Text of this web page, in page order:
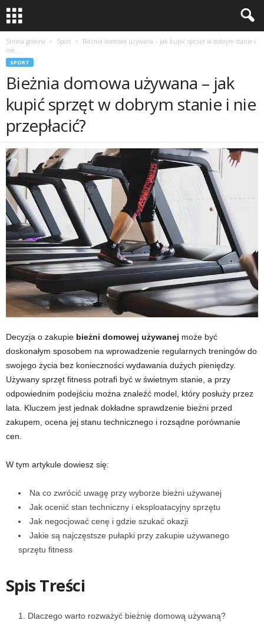
Strona główna Sport
Bieżnia domowa używana – jak kupić sprzęt w dobrym stanie i
nie...
SPORT
Bieżnia domowa używana – jak
kupić sprzęt w dobrym stanie i nie
przepłacić?
Decyzja o zakupie bieżni domowej używanej może być
doskonałym sposobem na wprowadzenie regularnych treningów do
swojego życia bez konieczności wydawania dużych pieniędzy.
Używany sprzęt fitness potrafi być w świetnym stanie, a przy
odpowiednim podejściu można znaleźć model, który posłuży przez
lata. Kluczem jest jednak dokładne sprawdzenie bieżni przed
zakupem, ocena jej stanu technicznego i rozsądne porównanie
cen.
W tym artykule dowiesz się:
Na co zwrócić uwagę przy wyborze bieżni używanej
Jak ocenić stan techniczny i eksploatacyjny sprzętu
Jak negocjować cenę i gdzie szukać okazji
Jakie są najczęstsze pułapki przy zakupie używanego
sprzętu fitness
Spis Treści
Dlaczego warto rozważyć bieżnię domową używaną?